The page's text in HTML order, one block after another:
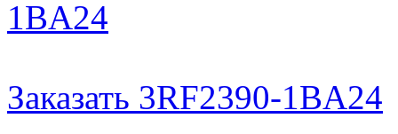
Заказать 3RF2390-1BA24